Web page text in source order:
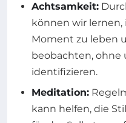
Achtsamkeit:
können wir
Moment zu leben
beobachten, ohne
identifizieren.
Meditation:
kann helfen, die